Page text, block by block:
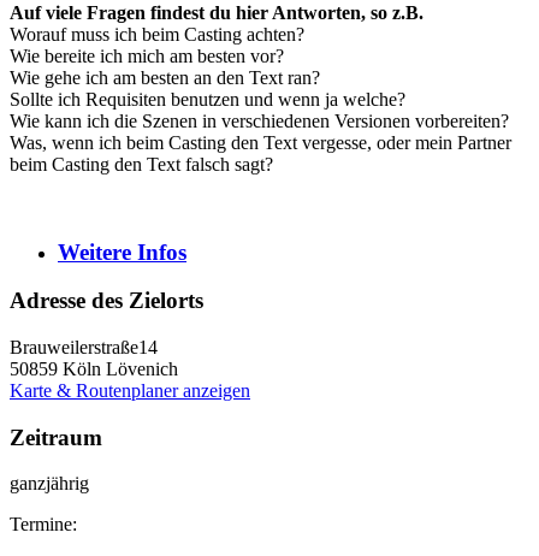
Auf viele Fragen findest du hier Antworten, so z.B.
Worauf muss ich beim Casting achten?
Wie bereite ich mich am besten vor?
Wie gehe ich am besten an den Text ran?
Sollte ich Requisiten benutzen und wenn ja welche?
Wie kann ich die Szenen in verschiedenen Versionen vorbereiten?
Was, wenn ich beim Casting den Text vergesse, oder mein Partner
beim Casting den Text falsch sagt?
Weitere Infos
Adresse des Zielorts
Brauweilerstraße14
50859 Köln Lövenich
Karte & Routenplaner anzeigen
Zeitraum
ganzjährig
Termine: